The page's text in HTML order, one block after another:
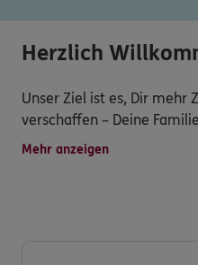
Herzlich
Unser Ziel ist es, Dir mehr
verschaffen – Deine
Dein Unternehmen. Wir
Mehr anzeigen